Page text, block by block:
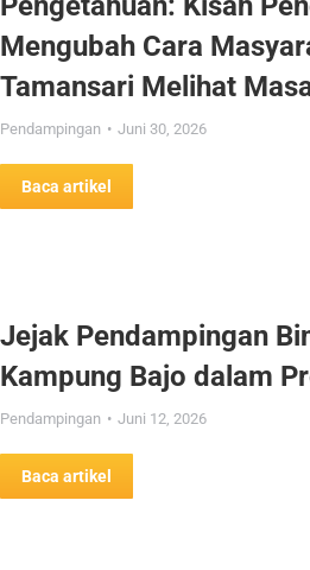
Mengubah Cara
Tamansari Melihat
Pendampingan Juni 30, 2026
Baca artikel
Jejak Pendampingan
Kampung Bajo dalam
Pendampingan Juni 12, 2026
Baca artikel